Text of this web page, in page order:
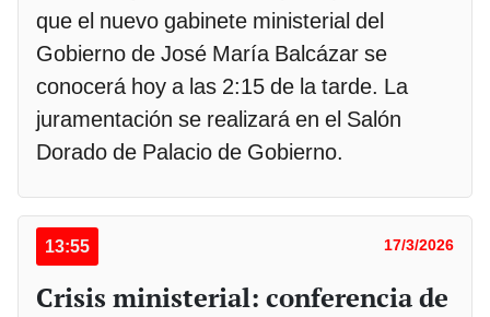
que el nuevo gabinete ministerial del
Gobierno de José María Balcázar se
conocerá hoy a las 2:15 de la tarde. La
juramentación se realizará en el Salón
Dorado de Palacio de Gobierno.
13:55 17/3/2026
Crisis ministerial: conferencia de